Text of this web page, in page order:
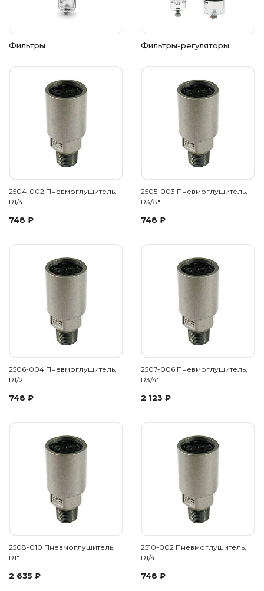
Фильтры Фильтры-регуляторы
2504-002 Пневмоглушитель,
R1/4"
748 ₽
2505-003 Пневмоглушитель,
R3/8"
748 ₽
2506-004 Пневмоглушитель,
R1/2"
748 ₽
2507-006 Пневмоглушитель,
R3/4"
2 123 ₽
2508-010 Пневмоглушитель,
R1"
2 635 ₽
2510-002 Пневмоглушитель,
R1/4"
748 ₽